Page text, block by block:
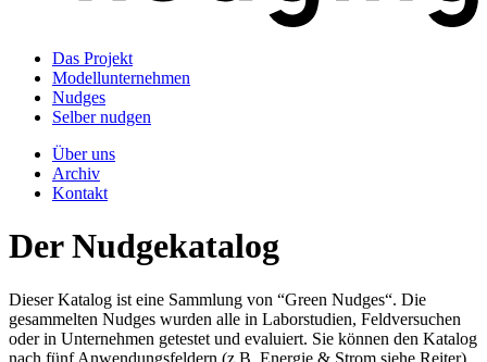
Das Projekt
Modellunternehmen
Nudges
Selber nudgen
Über uns
Archiv
Kontakt
Der Nudgekatalog
Dieser Katalog ist eine Sammlung von “Green Nudges“. Die
gesammelten Nudges wurden alle in Laborstudien, Feldversuchen
oder in Unternehmen getestet und evaluiert. Sie können den Katalog
nach fünf Anwendungsfeldern (z.B. Energie & Strom siehe Reiter)